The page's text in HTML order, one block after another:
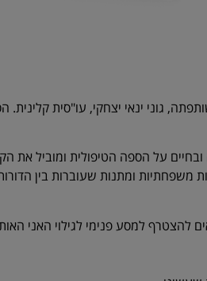
גוני ינאי יצחקי, עו"סית
על הספה הטיפולית ומוביל את
ומתנות שעוברות בין
למסע פנימי לגילוי האני